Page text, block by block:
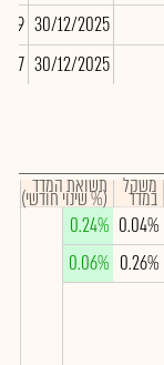
30/12/2025
30/12/2025
משקל
במדד תשואת המדד
(% שינוי חודשי)
0.04%
0.24%
0.26%
0.06%